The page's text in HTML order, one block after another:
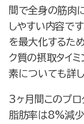
間で全身の筋肉
しやすい内容で
を最大化するた
ク質の摂取タイ
素についても詳し
3ヶ月間このプロ
脂肪率は8%減少